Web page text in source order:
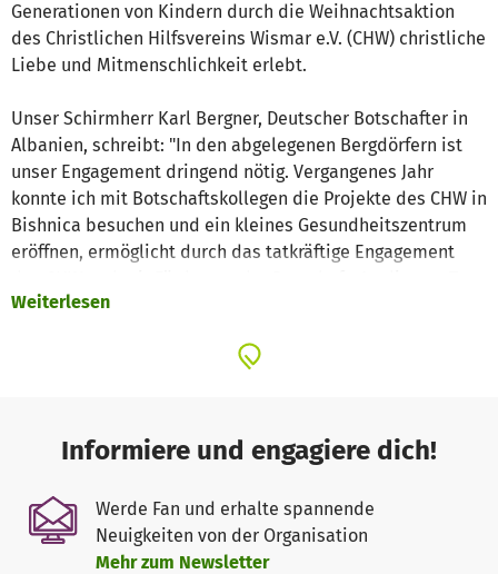
Generationen von Kindern durch die Weihnachtsaktion
des Christlichen Hilfsvereins Wismar e.V. (CHW) christliche
Liebe und Mitmenschlichkeit erlebt.
Unser Schirmherr Karl Bergner, Deutscher Botschafter in
Albanien, schreibt: "In den abgelegenen Bergdörfern ist
unser Engagement dringend nötig. Vergangenes Jahr
konnte ich mit Botschaftskollegen die Projekte des CHW in
Bishnica besuchen und ein kleines Gesundheitszentrum
eröffnen, ­ermöglicht durch das tatkräftige Engagement
habe ich Albanien noch einmal aus einer anderen
unsere Botschaftsmitarbeiterinnen bei einer
Verfügung gestellt.
Jetzt möchte ich Sie bitten: Lassen auch Sie in diesem
Jahr wieder Kinderaugen in den Bergdörfern leuchten. Wer
Freude schenkt, macht sich selbst eine Freude!"
Weiterlesen
Informiere und engagiere dich!
Werde Fan und erhalte spannende
Neuigkeiten von der Organisation
Mehr zum Newsletter